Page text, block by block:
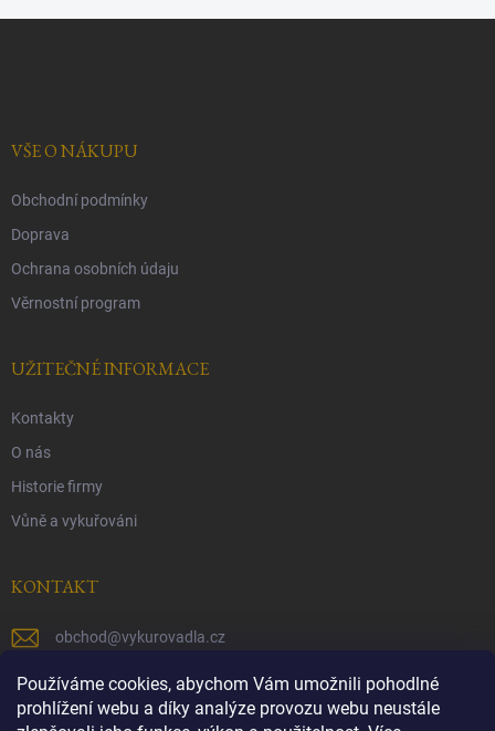
Používáme cookies, abychom Vám umožnili pohodlné
prohlížení webu a díky analýze provozu webu neustále
VŠE O NÁKUPU
Obchodní podmínky
Doprava
Ochrana osobních údaju
Věrnostní program
UŽITEČNÉ INFORMACE
Kontakty
O nás
Historie firmy
Vůně a vykuřováni
KONTAKT
obchod@vykurovadla.cz
+420 603 149 699
https://www.facebook.com/vykurovadla.cz/